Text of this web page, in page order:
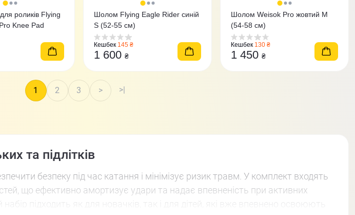
роликів Flying
Knee Pad
Шолом Flying Eagle Rider синій
S (52-55 cм)
Кешбек 145 ₴
1 600 ₴
Шолом Weisok Pro жовтий M
(54-58 см)
Кешбек 130 ₴
1 450 ₴
1 2 3 > >|
та підлітків
безпеку під час катання і мінімізує ризик травм. У комплект входять
що ефективно амортизує удари та надає впевненість при активних
набір підходить як для новачків, так і для дітей, які вже впевнено освоюють